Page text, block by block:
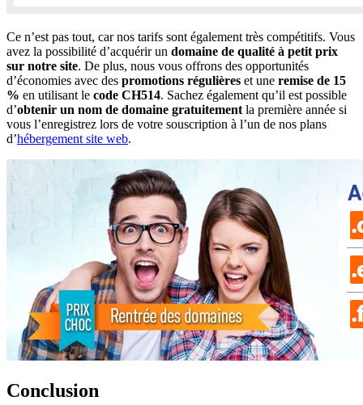
Ce n’est pas tout, car nos tarifs sont également très compétitifs. Vous
avez la possibilité d’acquérir un domaine de qualité à petit prix
sur notre site. De plus, nous vous offrons des opportunités
d’économies avec des promotions régulières et une remise de 15
% en utilisant le code CH514. Sachez également qu’il est possible
d’obtenir un nom de domaine gratuitement la première année si
vous l’enregistrez lors de votre souscription à l’un de nos plans
d’hébergement site web.
Conclusion